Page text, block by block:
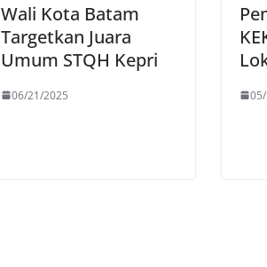
Wali Kota Batam
Targetkan Juara
Umum STQH Kepri
06/21/2025